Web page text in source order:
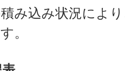
み込み状況によ
。